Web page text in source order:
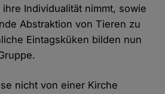
Individualität nimmt, sowie
Abstraktion von Tieren zu
Eintagsküken bilden nun
nicht von einer Kirche